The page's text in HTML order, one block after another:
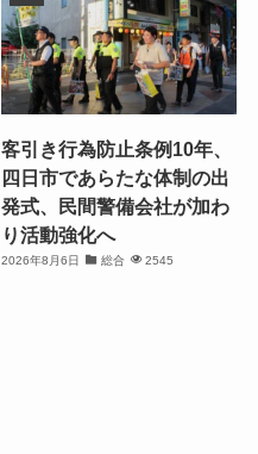
客引き行為防止条例10年、
四日市であらたな体制の出
発式、民間警備会社が加わ
り活動強化へ
2026年8月6日 総合 2545